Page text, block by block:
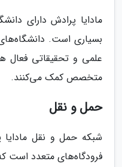
مادایا پرادش دارای
بسیاری است.
علمی و تحقیقاتی فعال
متخصص کمک می‌کنند.
حمل و نقل
شبکه حمل و نقل
فرودگاه‌های متعدد است که